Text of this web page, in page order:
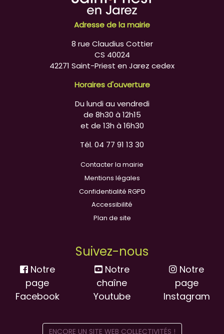
Adresse de la mairie
8 rue Claudius Cottier
CS 40024
42271 Saint-Priest en Jarez cedex
Horaires d'ouverture
Du lundi au vendredi
de 8h30 à 12h15
et de 13h à 16h30
Tél. 04 77 91 13 30
Contacter la mairie
Mentions légales
Confidentialité RGPD
Accessibilité
Plan de site
Suivez-nous
Notre
page
Facebook
Notre
chaîne
Youtube
Notre
page
Instagram
ENCORE UN SITE WEB COLLECTIVITÉS !